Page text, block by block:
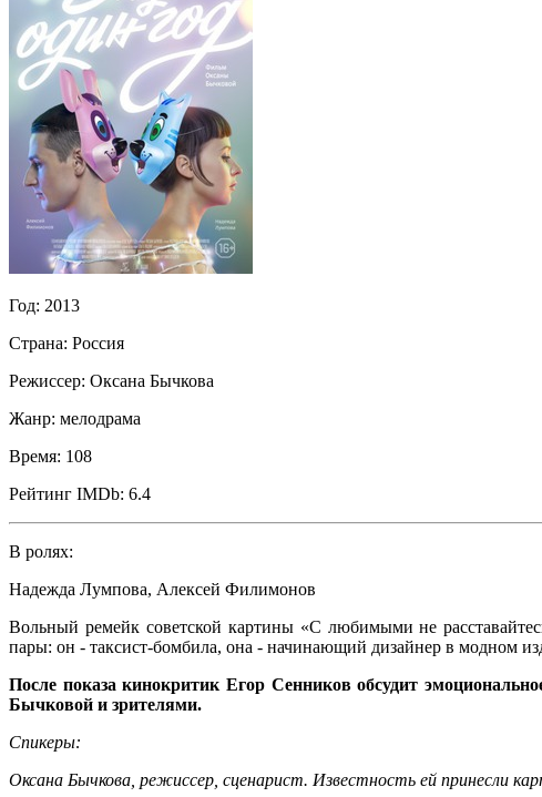
Год: 2013
Страна: Россия
Режиссер: Оксана Бычкова
Жанр: мелодрама
Время: 108
Рейтинг IMDb: 6.4
В ролях:
Надежда Лумпова, Алексей Филимонов
Вольный ремейк советской картины «С любимыми не
пары: он - таксист-бомбила, она - начинающий дизайнер в модном
После показа кинокритик Егор Сенников обсудит
Бычковой и зрителями.
Спикеры:
Оксана Бычкова, режиссер, сценарист. Известность ей принесли